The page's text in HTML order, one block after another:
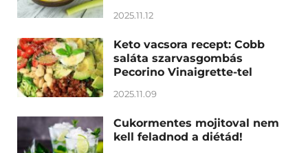
2025.11.12
Keto vacsora recept: Cobb
saláta szarvasgombás
Pecorino Vinaigrette-tel
2025.11.09
Cukormentes mojitoval nem
kell feladnod a diétád!